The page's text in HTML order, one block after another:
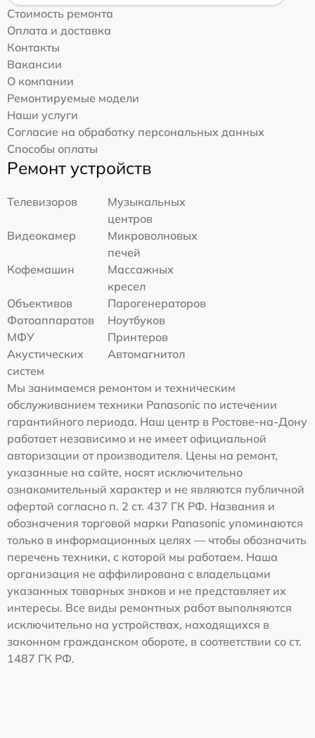
Стоимость ремонта
Оплата и доставка
Контакты
Вакансии
О компании
Ремонтируемые модели
Наши услуги
Согласие на обработку персональных данных
Способы оплаты
Ремонт устройств
Телевизоров
Музыкальных
центров
Видеокамер
Микроволновых
печей
Кофемашин
Массажных
кресел
Объективов
Парогенераторов
Фотоаппаратов
Ноутбуков
МФУ
Принтеров
Акустических
систем
Автомагнитол
Мы занимаемся ремонтом и техническим
обслуживанием техники Panasonic по истечении
гарантийного периода. Наш центр в Ростове-на-Дону
работает независимо и не имеет официальной
авторизации от производителя. Цены на ремонт,
указанные на сайте, носят исключительно
ознакомительный характер и не являются публичной
офертой согласно п. 2 ст. 437 ГК РФ. Названия и
обозначения торговой марки Panasonic упоминаются
только в информационных целях — чтобы обозначить
перечень техники, с которой мы работаем. Наша
организация не аффилирована с владельцами
указанных товарных знаков и не представляет их
интересы. Все виды ремонтных работ выполняются
исключительно на устройствах, находящихся в
законном гражданском обороте, в соответствии со ст.
1487 ГК РФ.